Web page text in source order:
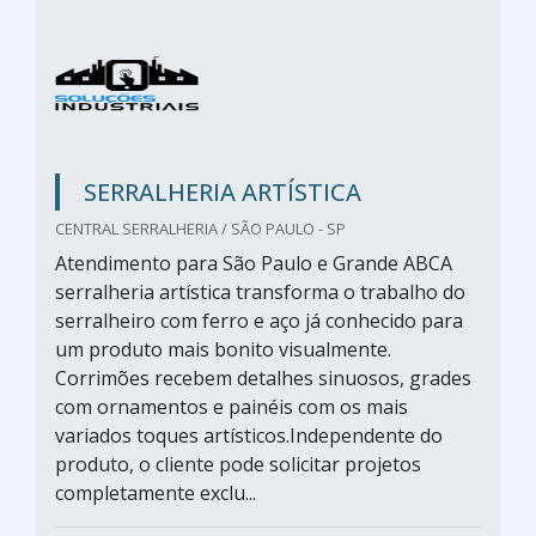
SERRALHERIA ARTÍSTICA
CENTRAL SERRALHERIA / SÃO PAULO - SP
Atendimento para São Paulo e Grande ABCA
serralheria artística transforma o trabalho do
serralheiro com ferro e aço já conhecido para
um produto mais bonito visualmente.
Corrimões recebem detalhes sinuosos, grades
com ornamentos e painéis com os mais
variados toques artísticos.Independente do
produto, o cliente pode solicitar projetos
completamente exclu...